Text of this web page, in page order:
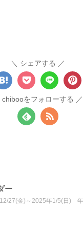
シェアする
chibooをフォローする
ー
27(金)～2025年1/5(日)